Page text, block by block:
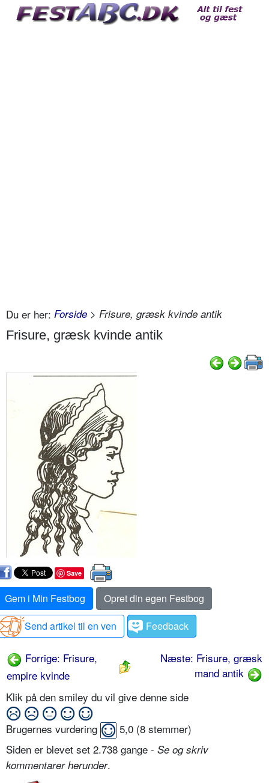
Du er her: Forside > Frisure, græsk kvinde antik
Frisure, græsk kvinde antik
Save
Gem i Min Festbog
Opret din egen Festbog
Send artikel til en ven
Feedback
Forrige: Frisure,
empire kvinde
Næste: Frisure, græsk
mand antik
Klik på den smiley du vil give denne side
Brugernes vurdering 5,0 (8 stemmer)
Siden er blevet set 2.738 gange - Se og skriv
kommentarer herunder.